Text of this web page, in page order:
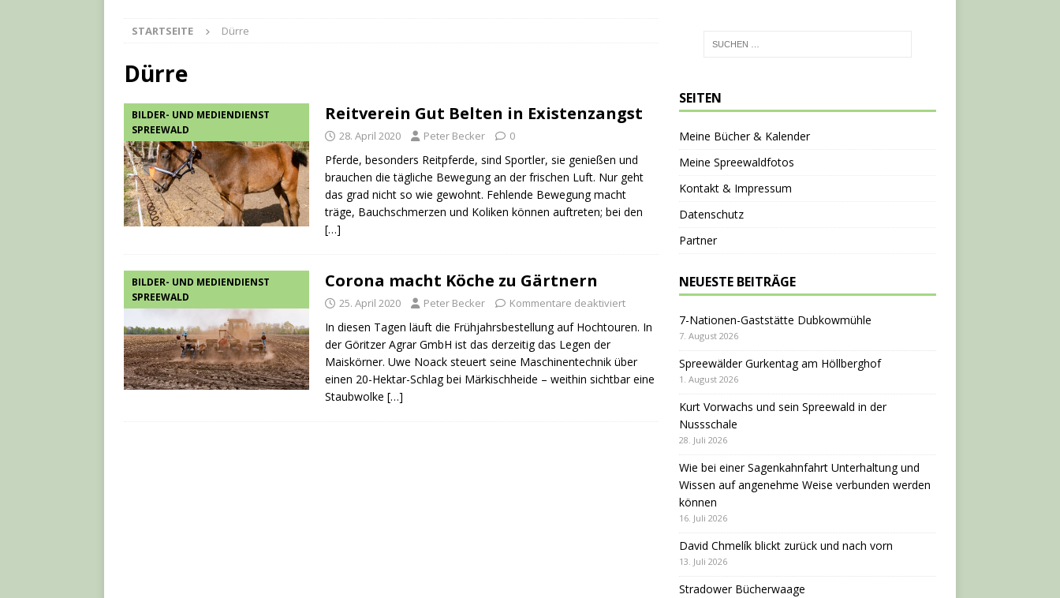
[ 16. Juli 2026 ]
[ 7. August 2026 ]
7-Nationen-Gaststätte Dubkowmühle SPREEWALDTOURISMUS
STARTSEITE Dürre
Dürre
BILDER- UND MEDIENDIENST
SPREEWALD
Reitverein Gut Belten in Existenzangst
28. April 2020 Peter Becker 0
Pferde, besonders Reitpferde, sind Sportler, sie genießen und
brauchen die tägliche Bewegung an der frischen Luft. Nur geht
das grad nicht so wie gewohnt. Fehlende Bewegung macht
träge, Bauchschmerzen und Koliken können auftreten; bei den
[…]
BILDER- UND MEDIENDIENST
SPREEWALD
Corona macht Köche zu Gärtnern
25. April 2020 Peter Becker Kommentare deaktiviert
In diesen Tagen läuft die Frühjahrsbestellung auf Hochtouren. In
der Göritzer Agrar GmbH ist das derzeitig das Legen der
Maiskörner. Uwe Noack steuert seine Maschinentechnik über
einen 20-Hektar-Schlag bei Märkischheide – weithin sichtbar eine
Staubwolke […]
SEITEN
Meine Bücher & Kalender
Meine Spreewaldfotos
Kontakt & Impressum
Datenschutz
Partner
NEUESTE BEITRÄGE
7-Nationen-Gaststätte Dubkowmühle
7. August 2026
Spreewälder Gurkentag am Höllberghof
1. August 2026
Kurt Vorwachs und sein Spreewald in der
Nussschale
28. Juli 2026
Wie bei einer Sagenkahnfahrt Unterhaltung und
Wissen auf angenehme Weise verbunden werden
können
16. Juli 2026
David Chmelík blickt zurück und nach vorn
13. Juli 2026
Stradower Bücherwaage